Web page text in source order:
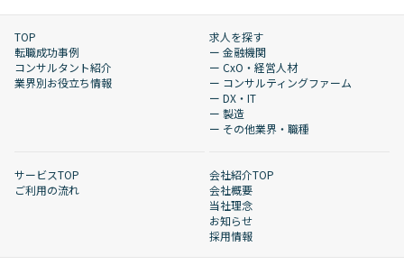
TOP
転職成功事例
コンサルタント紹介
業界別お役立ち情報
求人を探す
ー 金融機関
ー CxO・経営人材
ー コンサルティングファーム
ー DX・IT
ー 製造
ー その他業界・職種
サービスTOP
ご利用の流れ
会社紹介TOP
会社概要
当社理念
お知らせ
採用情報